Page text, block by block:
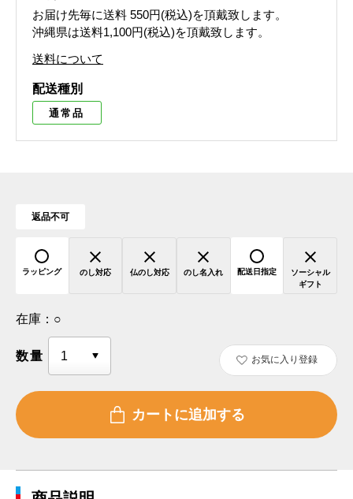
お届け先毎に送料 550円(税込)を頂戴致します。
沖縄県は送料1,100円(税込)を頂戴致します。
送料について
配送種別
通常品
返品不可
ラッピング のし対応 仏のし対応 のし名入れ 配送日指定
ソーシャル
ギフト
在庫： ○
数量 お気に入り登録